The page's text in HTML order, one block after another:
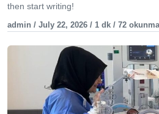
then start writing!
admin / July 22, 2026 / 1 dk / 72